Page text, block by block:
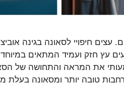
עצים חיפויי לסאונה בגינה
עץ חזק ועמיד המתאים במיוחד
את המראה והתחושה של
טובה יותר ומסאונה בעלת